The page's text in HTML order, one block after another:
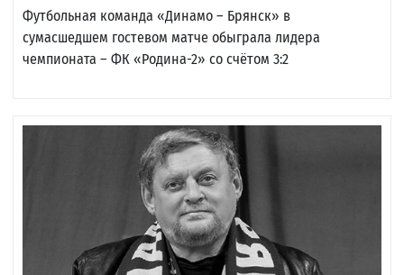
Футбольная команда «Динамо – Брянск» в
сумасшедшем гостевом матче обыграла лидера
чемпионата – ФК «Родина-2» со счётом 3:2